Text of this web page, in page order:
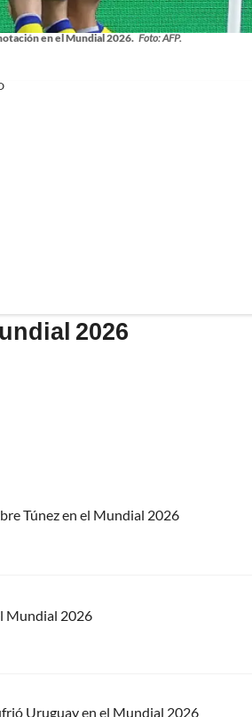
en el Mundial 2026. Foto: AFP.
2026
Túnez en el Mundial 2026
Mundial 2026
Uruguay en el Mundial 2026